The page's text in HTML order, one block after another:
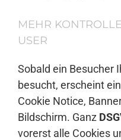
MEHR
USER
Sobald ein Besucher
besucht, erscheint ein
Cookie Notice,
Bildschirm. Ganz
vorerst alle Cookies